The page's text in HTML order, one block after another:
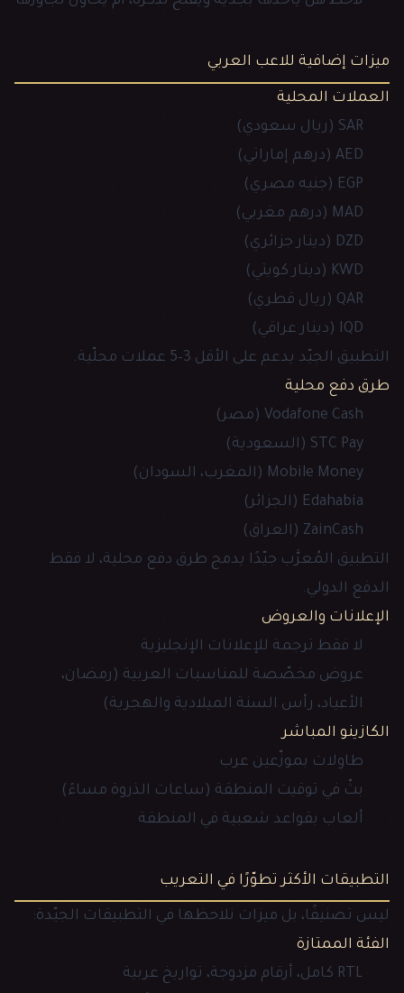
ميزات إضافية للاعب العربي
العملات المحلية
SAR (ريال سعودي)
AED (درهم إماراتي)
EGP (جنيه مصري)
MAD (درهم مغربي)
DZD (دينار جزائري)
KWD (دينار كويتي)
QAR (ريال قطري)
IQD (دينار عراقي)
التطبيق الجيّد يدعم على الأقل 3–5 عملات محلّية.
طرق دفع محلية
Vodafone Cash (مصر)
STC Pay (السعودية)
Mobile Money (المغرب، السودان)
Edahabia (الجزائر)
ZainCash (العراق)
التطبيق المُعرَّب جيّدًا يدمج طرق دفع محلية، لا فقط
الدفع الدولي.
الإعلانات والعروض
لا فقط ترجمة للإعلانات الإنجليزية
عروض مخصّصة للمناسبات العربية (رمضان،
الأعياد، رأس السنة الميلادية والهجرية)
الكازينو المباشر
طاولات بموزّعين عرب
بثّ في توقيت المنطقة (ساعات الذروة مساءً)
ألعاب بقواعد شعبية في المنطقة
التطبيقات الأكثر تطوّرًا في التعريب
ليس تصنيفًا، بل ميزات نلاحظها في التطبيقات الجيّدة:
الفئة الممتازة
RTL كامل، أرقام مزدوجة، تواريخ عربية